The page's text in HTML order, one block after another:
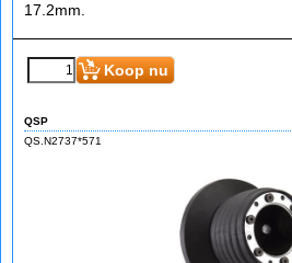
17.2mm.
Koop nu
QSP
QS.N2737*571